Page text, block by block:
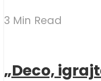
3 Min Read
„Deco,